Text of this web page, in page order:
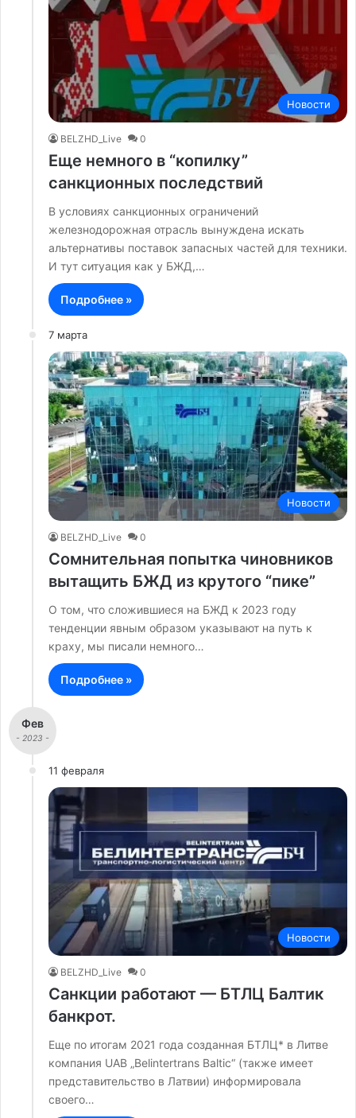
Новости
BELZHD_Live 0
Еще немного в “копилку”
санкционных последствий
В условиях санкционных ограничений
железнодорожная отрасль вынуждена искать
альтернативы поставок запасных частей для техники.
И тут ситуация как у БЖД,…
Подробнее »
7 марта
Новости
BELZHD_Live 0
Сомнительная попытка чиновников
вытащить БЖД из крутого “пике”
О том, что сложившиеся на БЖД к 2023 году
тенденции явным образом указывают на путь к
краху, мы писали немного…
Подробнее »
Фев
- 2023 -
11 февраля
Новости
BELZHD_Live 0
Санкции работают — БТЛЦ Балтик
банкрот.
Еще по итогам 2021 года созданная БТЛЦ* в Литве
компания UAB „Belintertrans Baltic“ (также имеет
представительство в Латвии) информировала
своего…